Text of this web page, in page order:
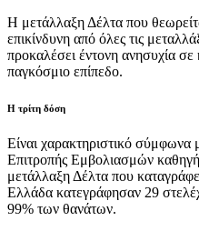
Η μετάλλαξη Δέλτα που
επικίνδυνη από όλες τις
προκαλέσει έντονη ανησυχία σε
παγκόσμιο επίπεδο.
Η τρίτη δόση
Είναι χαρακτηριστικό σύμφωνα
Επιτροπής Εμβολιασμών
μετάλλαξη Δέλτα που
Ελλάδα κατεγράφησαν 29
99% των θανάτων.